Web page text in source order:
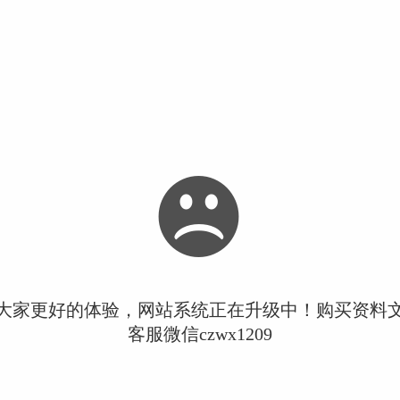
家更好的体验，网站系统正在升级中！购买资料
客服微信czwx1209